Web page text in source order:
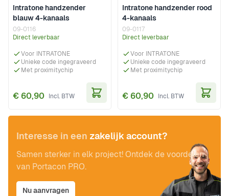
Intratone handzender
blauw 4-kanaals
09-0116
Direct leverbaar
Voor INTRATONE
Unieke code ingegraveerd
Met proximitychip
€ 60,90
Intratone handzender rood
4-kanaals
09-0117
Direct leverbaar
Voor INTRATONE
Unieke code ingegraveerd
Met proximitychip
€ 60,90
Interesse in een zakelijk account?
Samen sterker in elk project! Ontdek de voordelen
van Portacon PRO.
Nu aanvragen